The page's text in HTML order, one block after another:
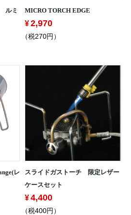
ルミ
MICRO TORCH EDGE
2,970
（税270円）
レ
スライドガストーチ 限定レザー
ケースセット
4,400
（税400円）